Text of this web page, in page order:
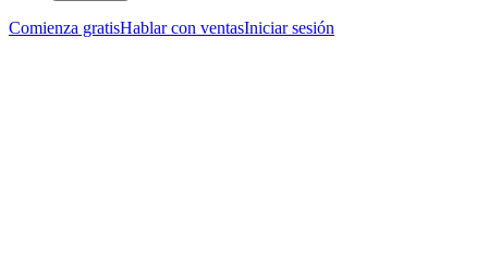
Comienza gratisHablar con ventasIniciar sesión